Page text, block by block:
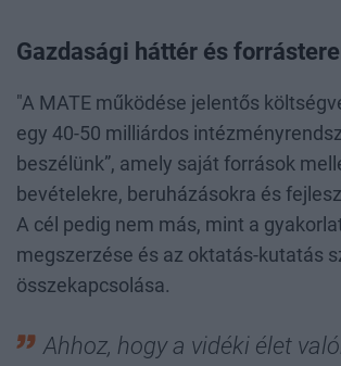
Gazdasági háttér és
"A MATE működése jelentős
egy 40-50 milliárdos
beszélünk”, amely saját források
bevételekre, beruházásokra és
A cél pedig nem más, mint a
megszerzése és az oktatás-kutatás
összekapcsolása.
Ahhoz, hogy a vidéki élet